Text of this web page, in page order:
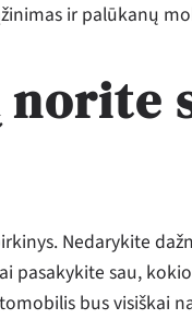
ir palūkanų
norite
Nedarykite
pasakykite sau,
bus visiškai